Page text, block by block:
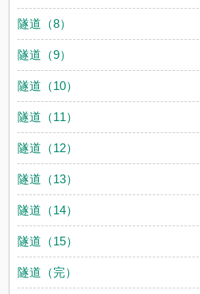
隧道（8）
隧道（9）
隧道（10）
隧道（11）
隧道（12）
隧道（13）
隧道（14）
隧道（15）
隧道（完）